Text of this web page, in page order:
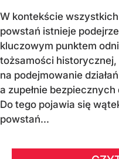
W kontekście
powstań istnieje
kluczowym punktem
tożsamości
na podejmowanie
a zupełnie
Do tego pojawia się
powstań...